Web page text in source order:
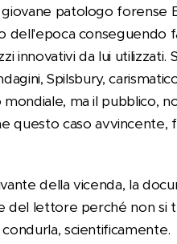
giovane patologo forense
dell'epoca conseguendo
innovativi da lui utilizzati.
Spilsbury,
ma il pubblico,
questo caso avvincente,
della vicenda, la
del lettore perché non si
scientificamente.